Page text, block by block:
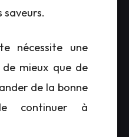
nécessite une
mieux que de
de la bonne
continuer à